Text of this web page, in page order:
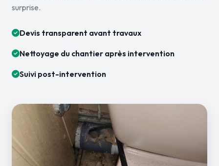
surprise.
Devis transparent avant travaux
Nettoyage du chantier après intervention
Suivi post-intervention